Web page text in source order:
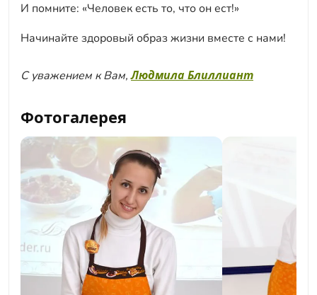
И помните: «Человек есть то, что он ест!»
Начинайте здоровый образ жизни вместе с нами!
С уважением к Вам,Людмила Блиллиант
Фотогалерея